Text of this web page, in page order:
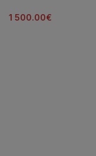
1 500.00€